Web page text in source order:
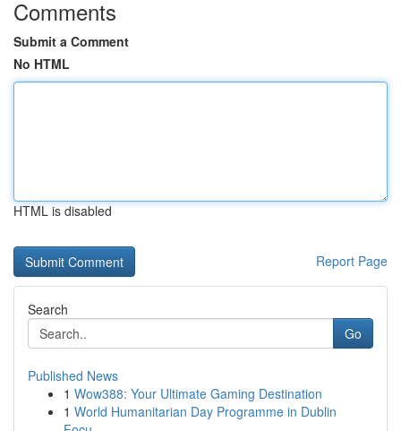
Comments
Submit a Comment
No HTML
HTML is disabled
Report Page
Search
Go
Published News
1 Wow388: Your Ultimate Gaming Destination
1 World Humanitarian Day Programme in Dublin